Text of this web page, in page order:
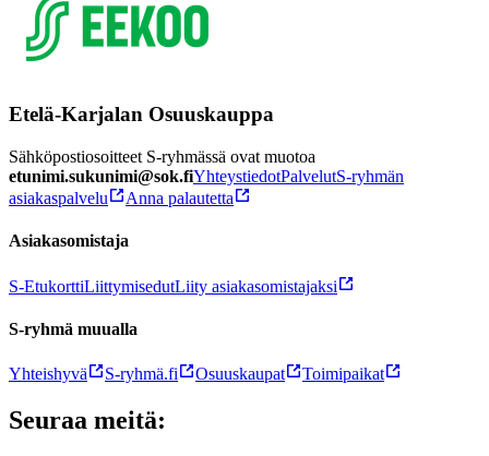
Etelä-Karjalan Osuuskauppa
Sähköpostiosoitteet S-ryhmässä ovat muotoa
etunimi.sukunimi@sok.fiYhteystiedotPalvelutS-ryhmän
asiakaspalvelu
Anna palautetta
Asiakasomistaja
S-EtukorttiLiittymisedutLiity asiakasomistajaksi
S-ryhmä muualla
Yhteishyvä S-ryhmä.fi Osuuskaupat Toimipaikat
Seuraa meitä: